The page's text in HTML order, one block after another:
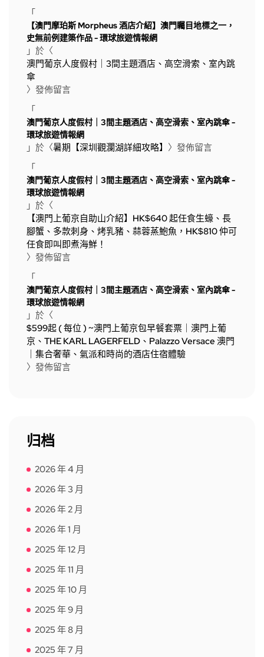
「
【澳門摩珀斯 Morpheus 酒店介紹】澳門矚目地標之一，
史無前例建築作品 - 環球旅遊情報網
」於〈
澳門葡京人度假村｜3間主題酒店、高空滑索、室內跳
傘
〉發佈留言
「
澳門葡京人度假村｜3間主題酒店、高空滑索、室內跳傘 -
環球旅遊情報網
」於〈暑期【深圳觀瀾湖詳細攻略】 〉發佈留言
「
澳門葡京人度假村｜3間主題酒店、高空滑索、室內跳傘 -
環球旅遊情報網
」於〈
【澳門上葡京自助山介紹】HK$640 起任食生蠔、長
腳蟹、多款刺身、烤乳豬、蒜蓉蒸鮑魚，HK$810 仲可
任食即叫即煮海鮮！
〉發佈留言
「
澳門葡京人度假村｜3間主題酒店、高空滑索、室內跳傘 -
環球旅遊情報網
」於〈
$599起 ( 每位 ) ~澳門上葡京包早餐套票｜澳門上葡
京、THE KARL LAGERFELD、Palazzo Versace 澳門
｜集合奢華、氣派和時尚的酒店住宿體驗
〉發佈留言
归档
2026 年 4 月
2026 年 3 月
2026 年 2 月
2026 年 1 月
2025 年 12 月
2025 年 11 月
2025 年 10 月
2025 年 9 月
2025 年 8 月
2025 年 7 月